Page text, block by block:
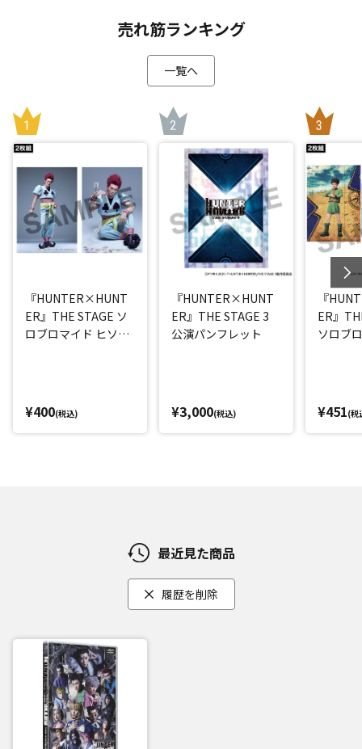
売れ筋ランキング
一覧へ
『HUNTER×HUNT
ER』THE STAGE ソ
ロブロマイド ヒソカ
¥400(税込)
『HUNTER×HUNT
ER』THE STAGE 3
公演パンフレット
¥3,000(税込)
『
ER』
ソロブ
¥451(税
最近見た商品
履歴を削除